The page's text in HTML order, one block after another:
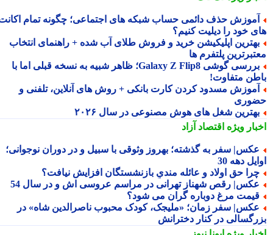
حذف دائمی حساب شبکه های اجتماعی؛ چگونه تمام اکانت
خود را دیلیت کنیم؟
اپلیکیشن خرید و فروش طلای آب شده + راهنمای انتخاب
پلتفرم ها
بررسی گوشی Galaxy Z Flip8؛ ظاهر شبیه به نسخه قبلی اما با
متفاوت!
مسدود کردن کارت بانکی + روش های آنلاین، تلفنی و
شغل های هوش مصنوعی در سال ۲۰۲۶
ویژهاقتصاد آزاد
سفر به گذشته؛ بهروز وثوقی با سبیل و در دوران نوجوانی؛
دهه 30
حق اولاد و عائله مندیِ بازنشستگان افزایش نیافت؟
رقص شهناز تهرانی در مراسم عروسی اش و در سال 54
مرغ دوباره گران می شود؟
سفر زمان؛ «ملیجک، کودک محبوب ناصرالدین شاه» در
در کنار دخترانش